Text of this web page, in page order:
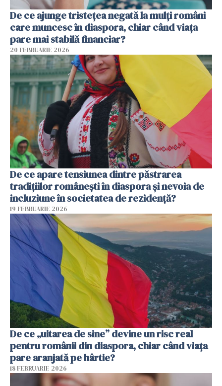
De ce ajunge tristețea negată la mulți români
care muncesc în diaspora, chiar când viața
pare mai stabilă financiar?
20 FEBRUARIE 2026
De ce apare tensiunea dintre păstrarea
tradițiilor românești în diaspora și nevoia de
incluziune în societatea de rezidență?
19 FEBRUARIE 2026
De ce „uitarea de sine” devine un risc real
pentru românii din diaspora, chiar când viața
pare aranjată pe hârtie?
18 FEBRUARIE 2026